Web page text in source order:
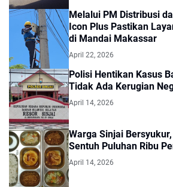
Melalui PM Distribusi
Icon Plus Pastikan
di Mandai Makassar
April 22, 2026
Polisi Hentikan Kasus
Tidak Ada Kerugian
April 14, 2026
Warga Sinjai
Sentuh Puluhan Ribu
April 14, 2026